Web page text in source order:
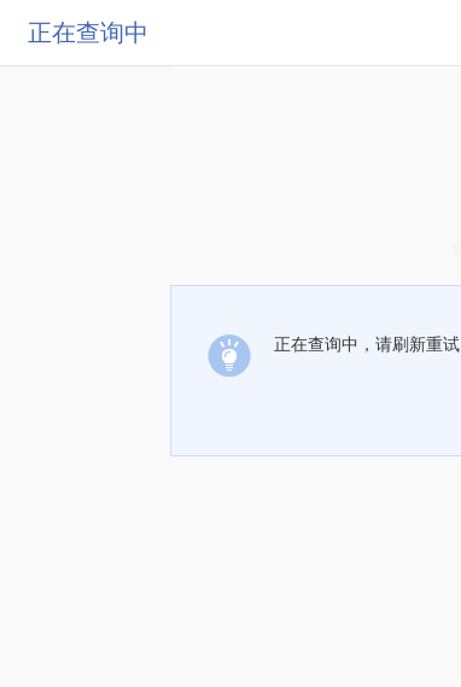
正在查询中
正在查询中，请刷新重试